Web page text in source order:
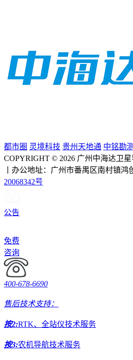
都市圈 灵境科技 贵州天地通 中铭勘测
COPYRIGHT © 2026 广州中海达卫
丨办公地址：广州市番禺区南村镇鸿
20068342号
公告
免费
咨询
400-678-6690
售后技术支持：
按2:RTK、全站仪技术服务
按3:农机导航技术服务